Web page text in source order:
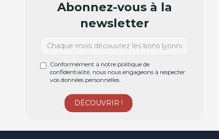
Abonnez-vous à la
newsletter
Conformément à notre politique de
confidentialité, nous nous engageons à respecter
vos données personnelles.